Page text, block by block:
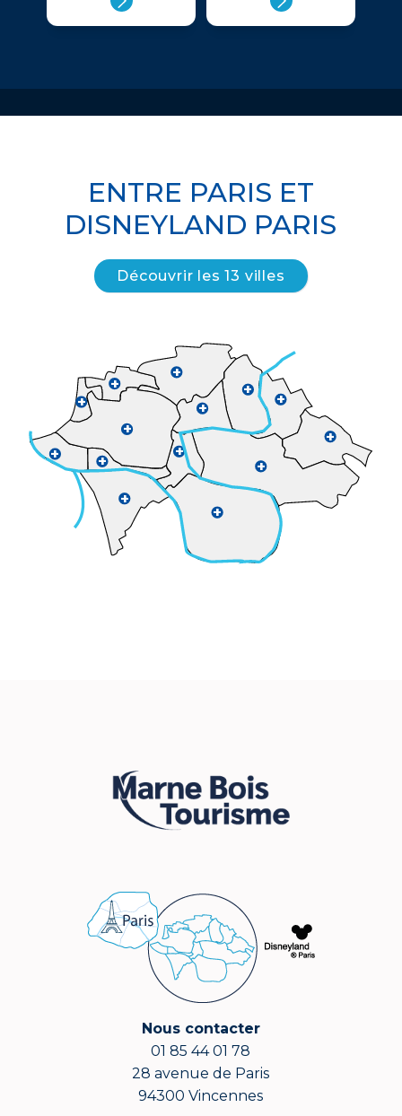
ENTRE PARIS ET
DISNEYLAND PARIS
Découvrir les 13 villes
+
+
+
+
+
+
+
+
+
+
+
+
+
+
Nous contacter
01 85 44 01 78
28 avenue de Paris
94300 Vincennes